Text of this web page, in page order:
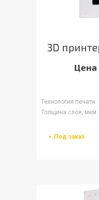
3D
Цена
Технология печати
Толщина слоя, мкм
Под заказ